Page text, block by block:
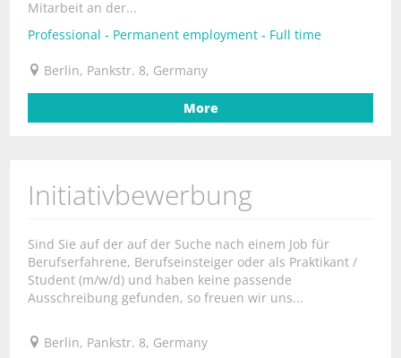
Mitarbeit an der...
Professional - Permanent employment - Full time
Berlin, Pankstr. 8, Germany
More
Initiativbewerbung
Sind Sie auf der auf der Suche nach einem Job für
Berufserfahrene, Berufseinsteiger oder als Praktikant /
Student (m/w/d) und haben keine passende
Ausschreibung gefunden, so freuen wir uns...
Berlin, Pankstr. 8, Germany